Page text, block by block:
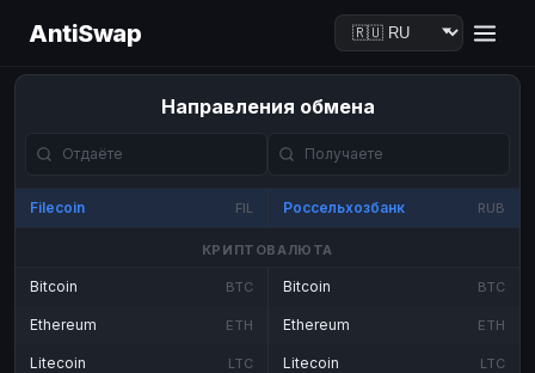
AntiSwap
Направления обмена
Filecoin FIL Россельхозбанк RUB
КРИПТОВАЛЮТА
Bitcoin BTC
Ethereum ETH
Litecoin LTC
Bitcoin BTC
Ethereum ETH
Litecoin LTC